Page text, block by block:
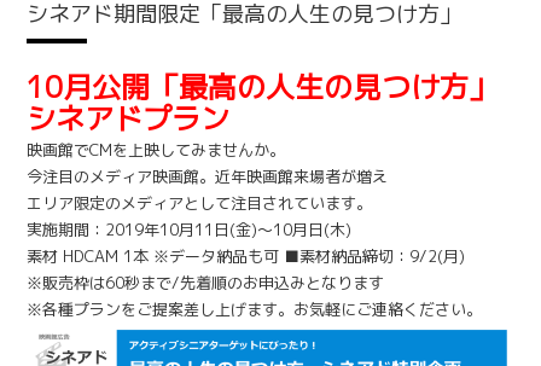
シネアド期間限定「最高の人生の見つけ方」
10月公開「最高の人生の見つけ方」
シネアドプラン
映画館でCMを上映してみませんか。
今注目のメディア映画館。近年映画館来場者が増え
エリア限定のメディアとして注目されています。
実施期間：2019年10月11日(金)～10月日(木)
素材 HDCAM 1本 ※データ納品も可 ■素材納品締切：9/2(月)
※販売枠は60秒まで/先着順のお申込みとなります
※各種プランをご提案差し上げます。お気軽にご連絡ください。